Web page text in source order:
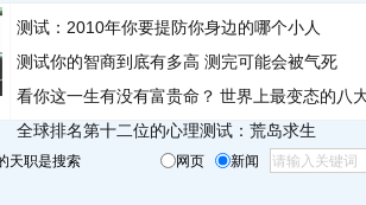
测试：2010年你要提防你身边的哪个小人
测试你的智商到底有多高 测完可能会被气死
看你这一生有没有富贵命？ 世界上最变态的八
全球排名第十二位的心理测试：荒岛求生
天职是搜索 网页 新闻